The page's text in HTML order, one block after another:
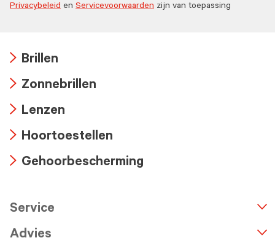
Privacybeleid en Servicevoorwaarden zijn van toepassing
icon
Brillen
icon
Zonnebrillen
icon
Lenzen
icon
Hoortoestellen
Gehoorbescherming
Service
Advies